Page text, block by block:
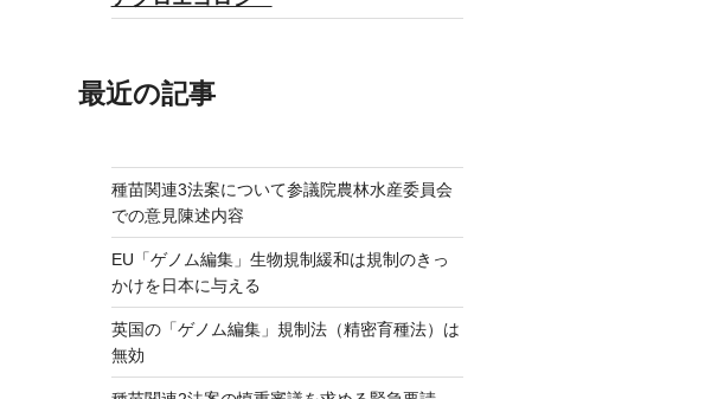
最近の記事
種苗関連3法案について参議院農林水産委員会
での意見陳述内容
EU「ゲノム編集」生物規制緩和は規制のきっ
かけを日本に与える
英国の「ゲノム編集」規制法（精密育種法）は
無効